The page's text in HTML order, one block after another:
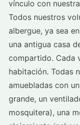
vínculo con
Todos nuestros
albergue, ya sea
una antigua casa
compartido. Cada
habitación. Todas
amuebladas con
grande, un
mosquitera), una